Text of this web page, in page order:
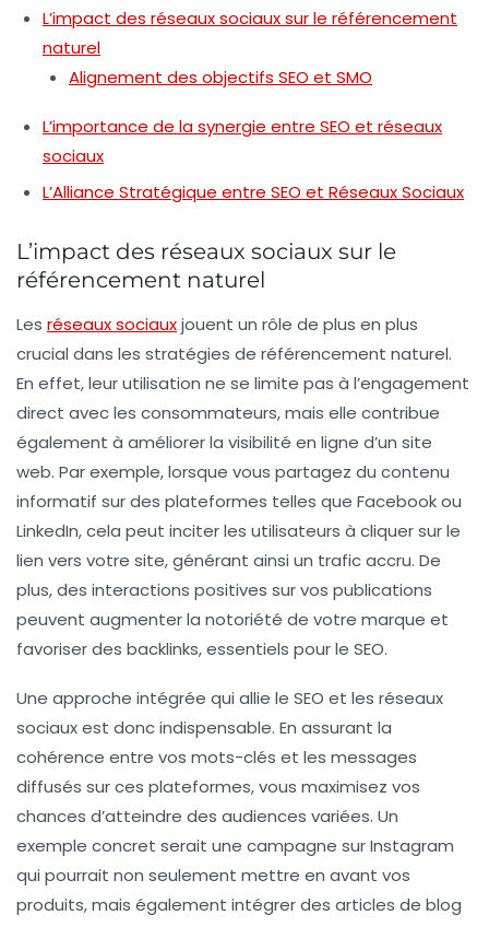
L’impact des réseaux sociaux sur le référencement
naturel
Alignement des objectifs SEO et SMO
L’importance de la synergie entre SEO et réseaux
sociaux
L’Alliance Stratégique entre SEO et Réseaux Sociaux
L’impact des réseaux sociaux sur le
référencement naturel
Les réseaux sociauxjouent un rôle de plus en plus
crucial dans les stratégies de référencement naturel.
En effet, leur utilisation ne se limite pas à l’engagement
direct avec les consommateurs, mais elle contribue
également à améliorer la visibilité en ligne d’un site
web. Par exemple, lorsque vous partagez du contenu
informatif sur des plateformes telles que Facebook ou
LinkedIn, cela peut inciter les utilisateurs à cliquer sur le
lien vers votre site, générant ainsi un trafic accru. De
plus, des interactions positives sur vos publications
peuvent augmenter la notoriété de votre marque et
favoriser des backlinks, essentiels pour le SEO.
Une approche intégrée qui allie le SEO et les réseaux
sociauxest donc indispensable. En assurant la
cohérence entre vos mots-clés et les messages
diffusés sur ces plateformes, vous maximisez vos
chances d’atteindre des audiences variées. Un
exemple concret serait une campagne sur Instagram
qui pourrait non seulement mettre en avant vos
produits, mais également intégrer des articles de blog